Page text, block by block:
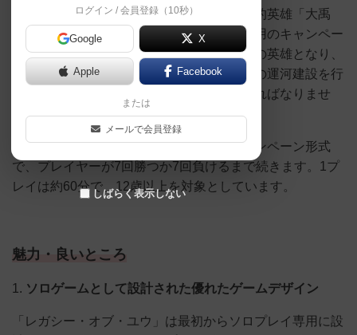
「レガシー・オブ・ユウ」は、中国の伝説的英雄「大禹
（だいう）」の物語をテーマにしたソロ専用のキャンペー
ン型ボードゲームです。プレイヤーは伝説の英雄となり、
黄河の洪水からの村の防衛とともに灌漑用の運河建設を行
いながら近隣の蛮族からの攻撃を防がなければなりませ
ん。
ゲームは完全にリセット可能な非線形キャンペーン形式
で、プレイヤーが7回勝つか7回負けるまで続きます。1プ
レイは約60分で、12歳以上を対象としています。
魅力・良いところ
1. ソロゲームとして設計された優れたゲームデザイン
「レガシー・オブ・ユウ」は最初からソロプレイ専用に設
ログイン / 会員登録（10秒）
Google X
Apple Facebook
または
メールで会員登録
しばらく表示しない